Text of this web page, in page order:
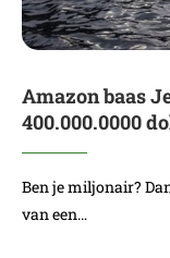
Amazon baas
400.000.0000
Ben je miljonair?
van een…